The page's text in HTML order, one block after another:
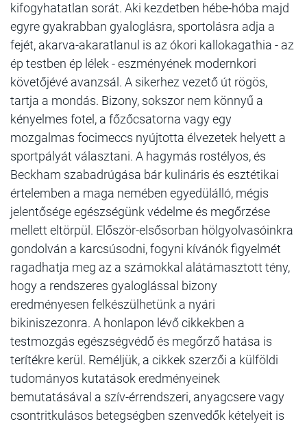
kifogyhatatlan sorát. Aki kezdetben hébe-hóba majd
egyre gyakrabban gyaloglásra, sportolásra adja a
fejét, akarva-akaratlanul is az ókori kallokagathia - az
ép testben ép lélek - eszményének modernkori
követőjévé avanzsál. A sikerhez vezető út rögös,
tartja a mondás. Bizony, sokszor nem könnyű a
kényelmes fotel, a főzőcsatorna vagy egy
mozgalmas focimeccs nyújtotta élvezetek helyett a
sportpályát választani. A hagymás rostélyos, és
Beckham szabadrúgása bár kulináris és esztétikai
értelemben a maga nemében egyedülálló, mégis
jelentősége egészségünk védelme és megőrzése
mellett eltörpül. Először-elsősorban hölgyolvasóinkra
gondolván a karcsúsodni, fogyni kívánók figyelmét
ragadhatja meg az a számokkal alátámasztott tény,
hogy a rendszeres gyaloglással bizony
eredményesen felkészülhetünk a nyári
bikiniszezonra. A honlapon lévő cikkekben a
testmozgás egészségvédő és megőrző hatása is
terítékre kerül. Reméljük, a cikkek szerzői a külföldi
tudományos kutatások eredményeinek
bemutatásával a szív-érrendszeri, anyagcsere vagy
csontritkulásos betegségben szenvedők kételyeit is